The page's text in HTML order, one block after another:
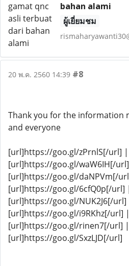
bahan alami
ผู้เยี่ยมชม
20 พ.ค. 2560 14:39 #8
Thank you for the information
and everyone
[url]https://goo.gl/zPrnlS[/url]
[url]https://goo.gl/waW6IH[/
[url]https://goo.gl/daNPVm[/
[url]https://goo.gl/6cfQ0p[/url]
[url]https://goo.gl/NUK2J6[/
[url]https://goo.gl/i9RKhz[/url]
[url]https://goo.gl/rinen7[/url]
[url]https://goo.gl/SxzLJD[/url]